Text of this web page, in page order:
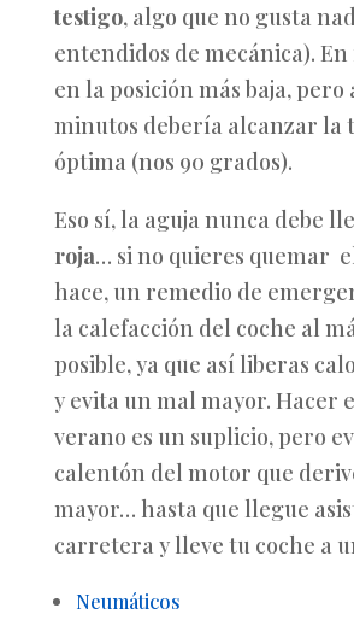
testigo, algo que no gusta
entendidos de mecánica).
en la posición más baja, pero
minutos debería alcanzar la
óptima (nos 90 grados).
Eso sí, la aguja nunca debe
roja… si no quieres quemar
hace, un remedio de
la calefacción del coche al
posible, ya que así liberas
y evita un mal mayor. Hacer
verano es un suplicio, pero
calentón del motor que
mayor… hasta que llegue
carretera y lleve tu coche a
Neumáticos